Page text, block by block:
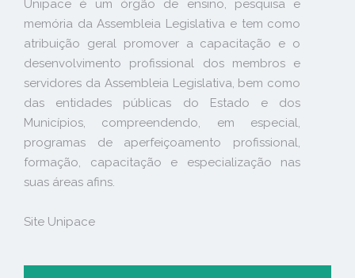
Unipace é um órgão de ensino, pesquisa e
memória da Assembleia Legislativa e tem como
atribuição geral promover a capacitação e o
desenvolvimento profissional dos membros e
servidores da Assembleia Legislativa, bem como
das entidades públicas do Estado e dos
Municípios, compreendendo, em especial,
programas de aperfeiçoamento profissional,
formação, capacitação e especialização nas
suas áreas afins.
Site Unipace